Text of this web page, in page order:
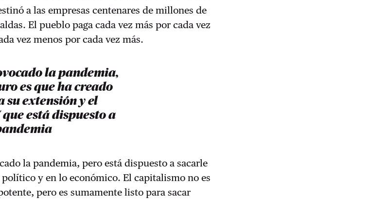
a las empresas centena­res de millones de
El pueblo paga cada vez más por cada vez
vez menos por cada vez más.
la pandemia,
es que ha creado
su extensión y el
está dispuesto a
la pandemia, pero está dispuesto a sacarle
y en lo económico. El capitalismo no es
pero es sumamente listo para sacar